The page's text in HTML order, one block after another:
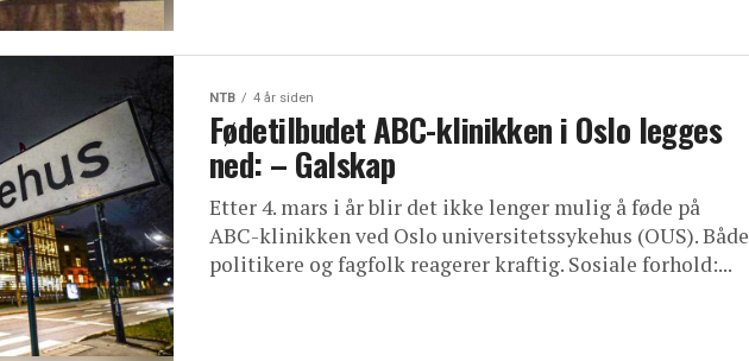
NTB 4 år siden
Fødetilbudet ABC-klinikken i Oslo legges
ned: – Galskap
Etter 4. mars i år blir det ikke lenger mulig å føde på
ABC-klinikken ved Oslo universitetssykehus (OUS). Både
politikere og fagfolk reagerer kraftig. Sosiale forhold:...